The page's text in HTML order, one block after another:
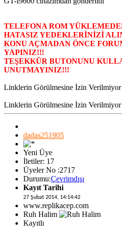
TELEFONA ROM
HATASIZ YEDEKLERİNİZİ
KONU AÇMADAN ÖNCE
YAPINIZ!!!
TEŞEKKÜR BUTONUNU
UNUTMAYINIZ!!!
Linklerin Görülmesine İzin Verilmiyor
Linklerin Görülmesine İzin Verilmiyor
dadas251905
Yeni Üye
İletiler: 17
Üyeler No :2717
Durumu:Çevrimdışı
Kayıt Tarihi
27 Şubat 2014, 14:14:42
www.replikacep.com
Ruh Halim
Kayıtlı